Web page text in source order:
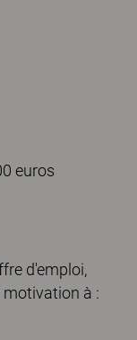
euros
d'emploi,
motivation à :